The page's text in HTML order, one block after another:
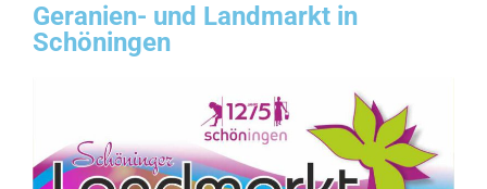
Geranien- und Landmarkt in
Schöningen